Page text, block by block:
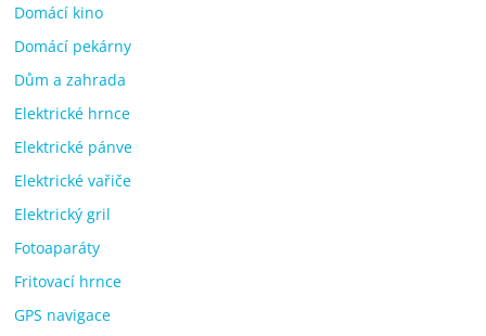
Domácí kino
Domácí pekárny
Dům a zahrada
Elektrické hrnce
Elektrické pánve
Elektrické vařiče
Elektrický gril
Fotoaparáty
Fritovací hrnce
GPS navigace